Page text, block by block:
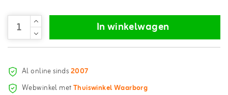
In winkelwagen
Al online sinds2007
Webwinkel metThuiswinkel Waarborg